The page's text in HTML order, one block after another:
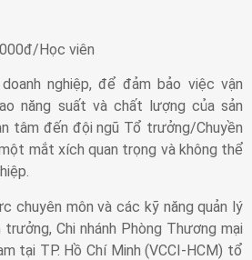
Học viên
nghiệp, để đảm bảo việc vận
năng suất và chất lượng của sản
tâm đến đội ngũ Tổ trưởng/Chuyền
mắt xích quan trọng và không thể
chuyên môn và các kỹ năng quản lý
Chi nhánh Phòng Thương mại
tại TP. Hồ Chí Minh (VCCI-HCM) tổ